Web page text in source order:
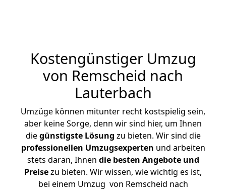
Kostengünstiger Umzug
von Remscheid nach
Lauterbach
Umzüge können mitunter recht kostspielig sein,
aber keine Sorge, denn wir sind hier, um Ihnen
diegünstigste Lösung zu bieten. Wir sind die
professionellen Umzugsexperten und arbeiten
stets daran, Ihnen die besten Angebote und
Preisezu bieten. Wir wissen, wie wichtig es ist,
bei einem Umzug von Remscheid nach